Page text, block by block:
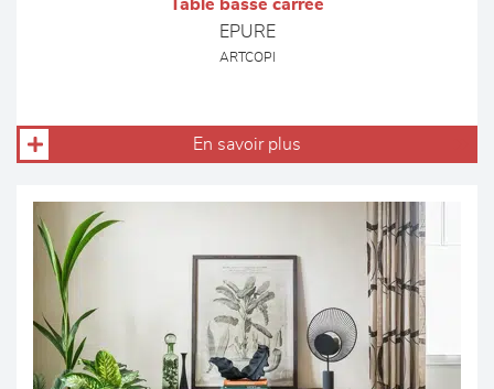
Table basse carrée
EPURE
ARTCOPI
En savoir plus